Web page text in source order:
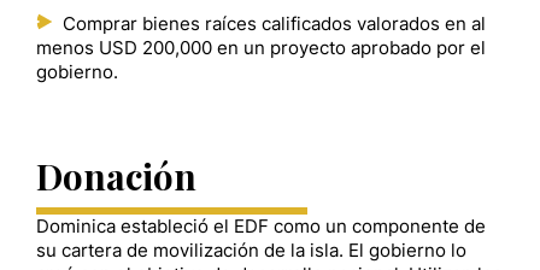
Comprar bienes raíces calificados valorados en al
menos USD 200,000 en un proyecto aprobado por el
gobierno.
Donación
Dominica estableció el EDF como un componente de
su cartera de movilización de la isla. El gobierno lo